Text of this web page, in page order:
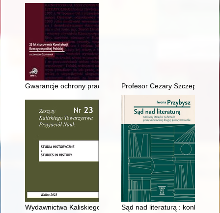
Gwarancje ochrony pracy w Konstytucji RP z 1997 r
Profesor Cezary Szczepaniak
Wydawnictwa Kaliskiego Towarzystwa Przyjaciół Nauk
Sąd nad literaturą : konkursy